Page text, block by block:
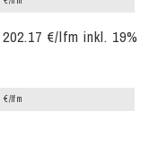
€/lfm inkl. 19%
lfm